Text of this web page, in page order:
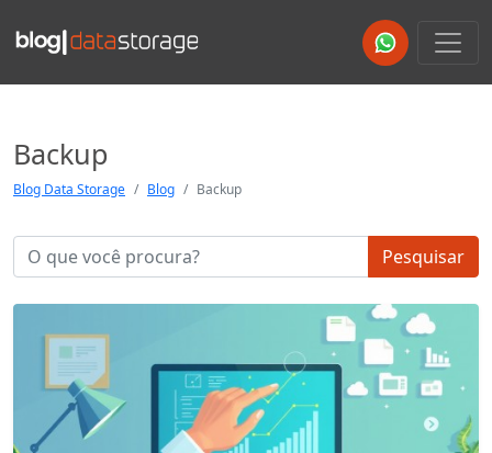
Backup
Blog Data Storage Blog Backup